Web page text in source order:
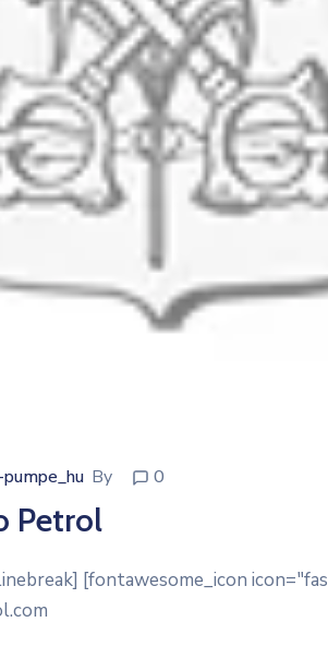
By 0
Petrol
[fontawesome_icon